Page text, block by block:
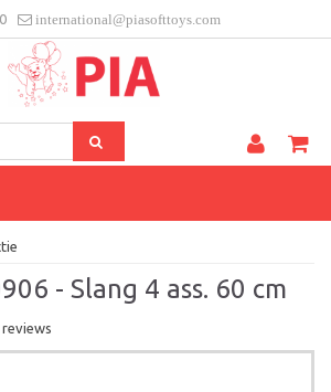
international@piasofttoys.com
Klantenfeedback
BE/NL
- Slang 4 ass. 60 cm
reviews